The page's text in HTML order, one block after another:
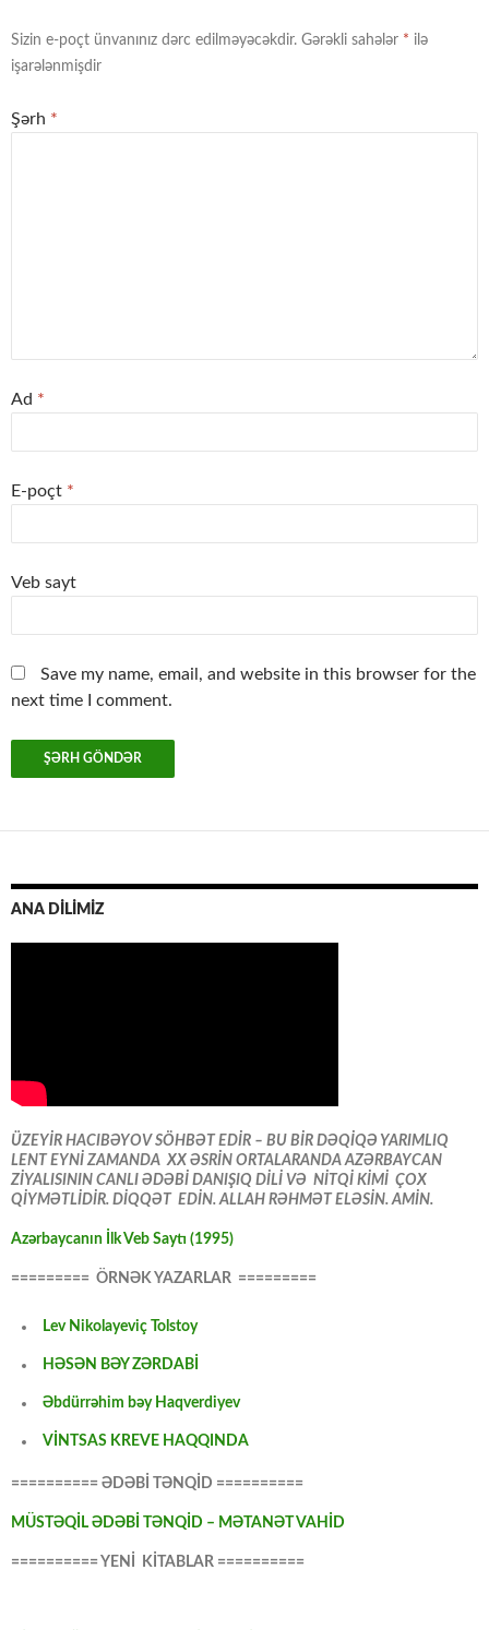
Sizin e-poçt ünvanınız dərc edilməyəcəkdir. Gərəkli sahələr * ilə
işarələnmişdir
Şərh *
Ad *
E-poçt *
Veb sayt
Save my name, email, and website in this browser for the
next time I comment.
ANA DİLİMİZ
ÜZEYİR HACIBƏYOV SÖHBƏT EDİR – BU BİR DƏQİQƏ YARIMLIQ
LENT EYNİ ZAMANDA XX ƏSRİN ORTALARANDA AZƏRBAYCAN
ZİYALISININ CANLI ƏDƏBİ DANIŞIQ DİLİ VƏ NİTQİ KİMİ ÇOX
QİYMƏTLİDİR. DİQQƏT EDİN. ALLAH RƏHMƏT ELƏSİN. AMİN.
Azərbaycanın İlk Veb Saytı (1995)
========= ÖRNƏK YAZARLAR =========
Lev Nikolayeviç Tolstoy
HƏSƏN BƏY ZƏRDABİ
Əbdürrəhim bəy Haqverdiyev
VİNTSAS KREVE HAQQINDA
========== ƏDƏBİ TƏNQİD ==========
MÜSTƏQİL ƏDƏBİ TƏNQİD – MƏTANƏT VAHİD
========== YENİ KİTABLAR ==========